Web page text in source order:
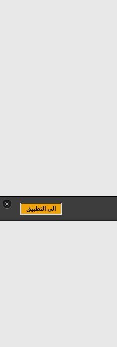
×
الى التطبيق